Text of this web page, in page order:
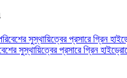
সুস্থায়িত্বের প্রসারে গ্রিন